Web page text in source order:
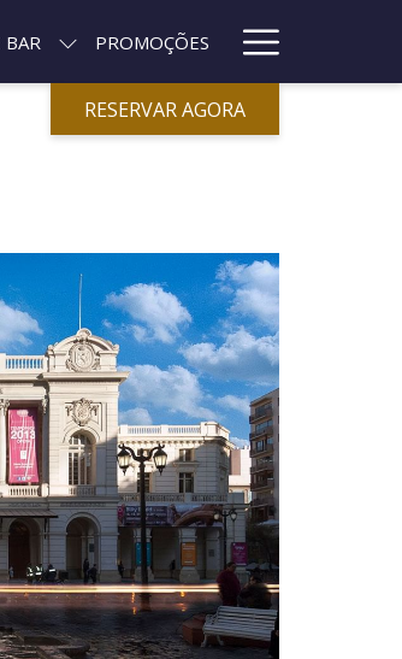
BAR PROMOÇÕES Menu
RESERVAR AGORA